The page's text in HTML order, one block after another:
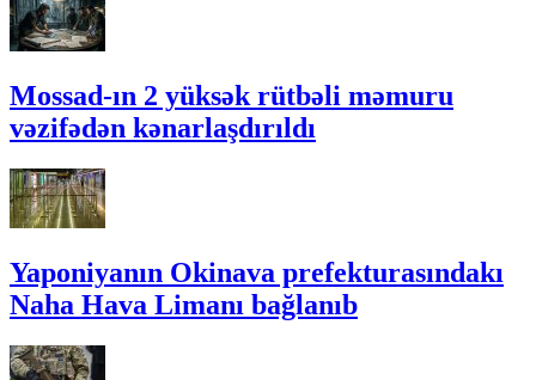
Mossad-ın 2 yüksək rütbəli məmuru
vəzifədən kənarlaşdırıldı
Yaponiyanın Okinava prefekturasındakı
Naha Hava Limanı bağlanıb